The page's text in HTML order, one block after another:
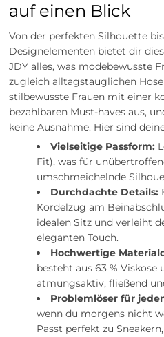
auf einen Blick
Von der perfekten Silhouette
Designelementen bietet dir
JDY alles, was modebewusste
zugleich alltagstauglichen
stilbewusste Frauen mit einer
bezahlbaren Must-haves aus,
keine Ausnahme. Hier sind
Vielseitige Passform:
Fit), was für
umschmeichelnde
Durchdachte Details:
Kordelzug am
idealen Sitz und verleiht
eleganten Touch.
Hochwertige
besteht aus 63 % Viskose
atmungsaktiv, fließend
Problemlöser für
wenn du morgens nicht
Passt perfekt zu